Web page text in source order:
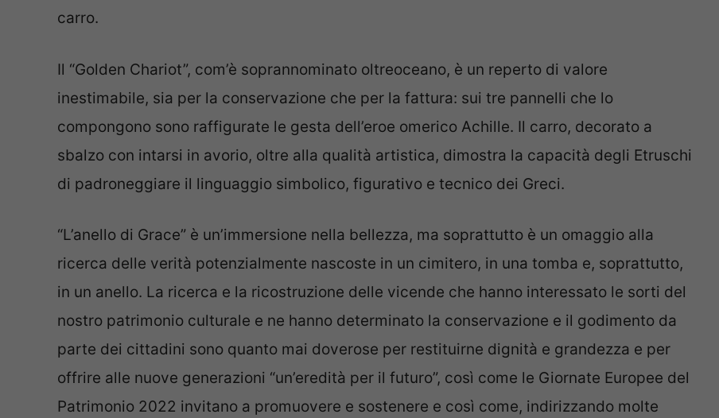
carro.
Il “Golden Chariot”, com’è soprannominato oltreoceano, è un reperto di valore
inestimabile, sia per la conservazione che per la fattura: sui tre pannelli che lo
compongono sono raffigurate le gesta dell’eroe omerico Achille. Il carro, decorato a
sbalzo con intarsi in avorio, oltre alla qualità artistica, dimostra la capacità degli Etruschi
di padroneggiare il linguaggio simbolico, figurativo e tecnico dei Greci.
“L’anello di Grace” è un’immersione nella bellezza, ma soprattutto è un omaggio alla
ricerca delle verità potenzialmente nascoste in un cimitero, in una tomba e, soprattutto,
in un anello. La ricerca e la ricostruzione delle vicende che hanno interessato le sorti del
nostro patrimonio culturale e ne hanno determinato la conservazione e il godimento da
parte dei cittadini sono quanto mai doverose per restituirne dignità e grandezza e per
offrire alle nuove generazioni “un’eredità per il futuro”, così come le Giornate Europee del
Patrimonio 2022 invitano a promuovere e sostenere e così come, indirizzando molte